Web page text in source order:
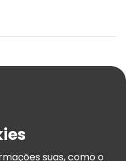
suas, como o